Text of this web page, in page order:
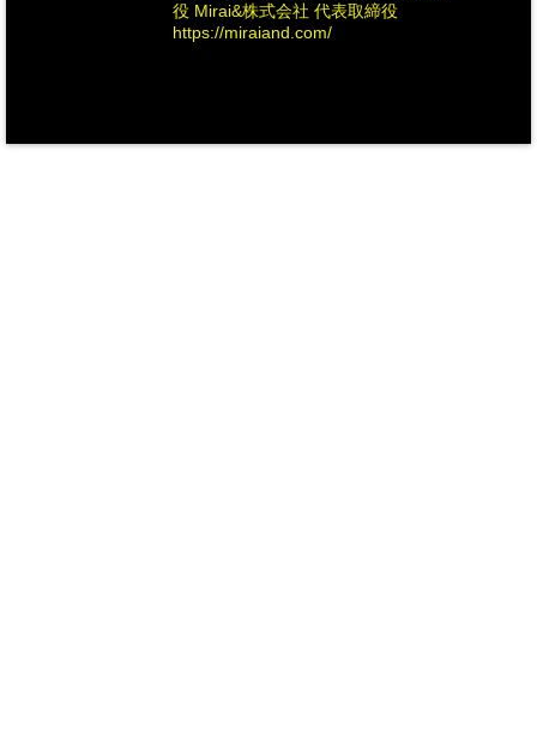
役 Mirai&株式会社 代表取締役
https://miraiand.com/